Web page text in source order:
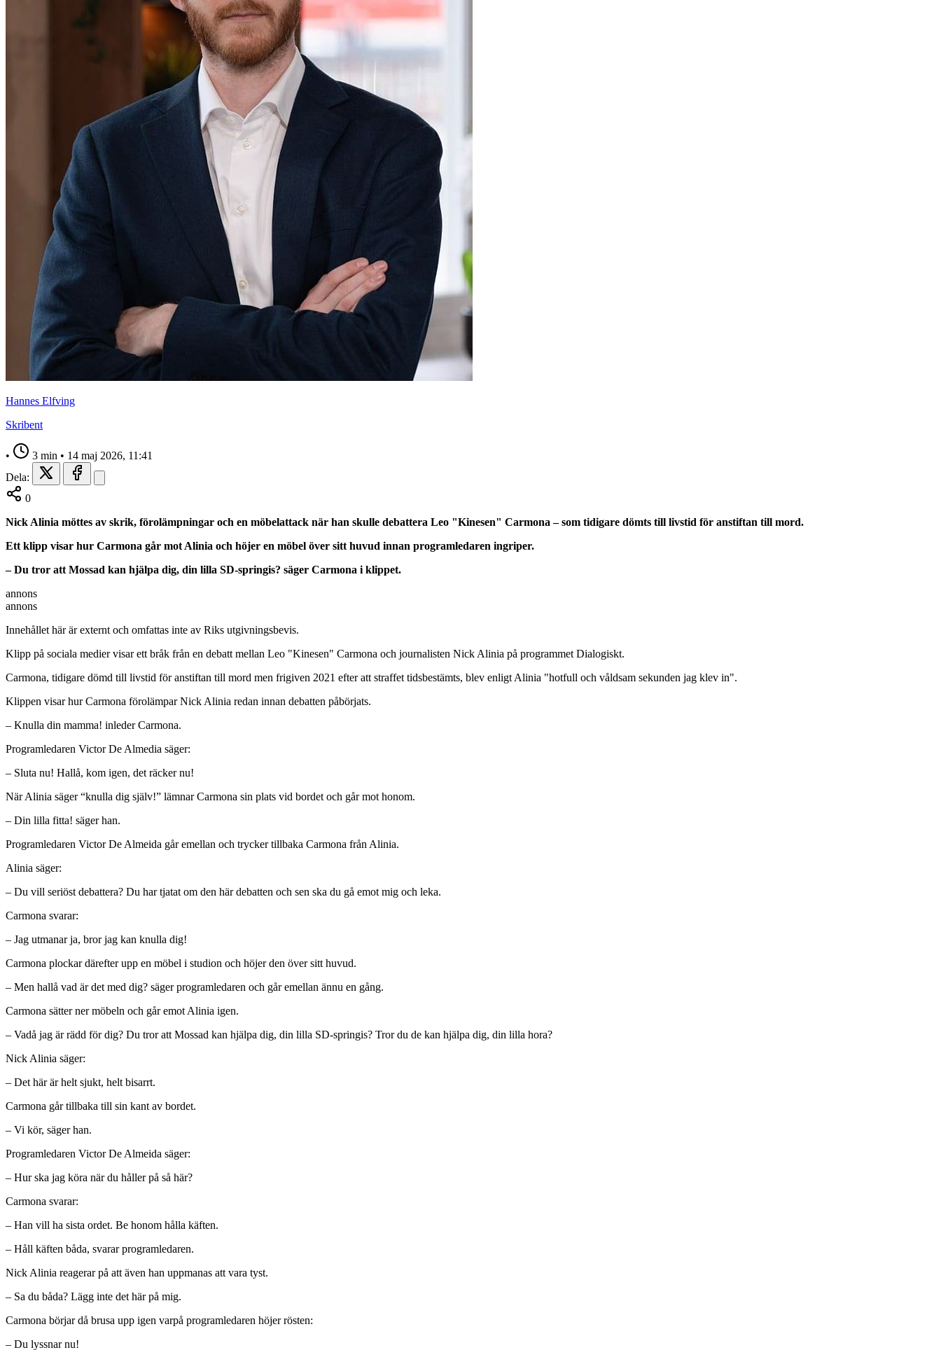
Hannes Elfving
Skribent
• 3 min • 14 maj 2026, 11:41
Dela:
0
Nick Alinia möttes av skrik, förolämpningar och en möbelattack när han skulle debattera Leo "Kinesen" Carmona – som tidigare dömts till livstid för anstiftan till mord.
Ett klipp visar hur Carmona går mot Alinia och höjer en möbel över sitt huvud innan programledaren ingriper.
– Du tror att Mossad kan hjälpa dig, din lilla SD-springis? säger Carmona i klippet.
annons
annons
Innehållet här är externt och omfattas inte av Riks utgivningsbevis.
Klipp på sociala medier visar ett bråk från en debatt mellan Leo "Kinesen" Carmona och journalisten Nick Alinia på programmet Dialogiskt.
Carmona, tidigare dömd till livstid för anstiftan till mord men frigiven 2021 efter att straffet tidsbestämts, blev enligt Alinia "hotfull och våldsam sekunden jag klev in".
Klippen visar hur Carmona förolämpar Nick Alinia redan innan debatten påbörjats.
– Knulla din mamma! inleder Carmona.
Programledaren Victor De Almedia säger:
– Sluta nu! Hallå, kom igen, det räcker nu!
När Alinia säger “knulla dig själv!” lämnar Carmona sin plats vid bordet och går mot honom.
– Din lilla fitta! säger han.
Programledaren Victor De Almeida går emellan och trycker tillbaka Carmona från Alinia.
Alinia säger:
– Du vill seriöst debattera? Du har tjatat om den här debatten och sen ska du gå emot mig och leka.
Carmona svarar:
– Jag utmanar ja, bror jag kan knulla dig!
Carmona plockar därefter upp en möbel i studion och höjer den över sitt huvud.
– Men hallå vad är det med dig? säger programledaren och går emellan ännu en gång.
Carmona sätter ner möbeln och går emot Alinia igen.
– Vadå jag är rädd för dig? Du tror att Mossad kan hjälpa dig, din lilla SD-springis? Tror du de kan hjälpa dig, din lilla hora?
Nick Alinia säger:
– Det här är helt sjukt, helt bisarrt.
Carmona går tillbaka till sin kant av bordet.
– Vi kör, säger han.
Programledaren Victor De Almeida säger:
– Hur ska jag köra när du håller på så här?
Carmona svarar:
– Han vill ha sista ordet. Be honom hålla käften.
– Håll käften båda, svarar programledaren.
Nick Alinia reagerar på att även han uppmanas att vara tyst.
– Sa du båda? Lägg inte det här på mig.
Carmona börjar då brusa upp igen varpå programledaren höjer rösten:
– Du lyssnar nu!